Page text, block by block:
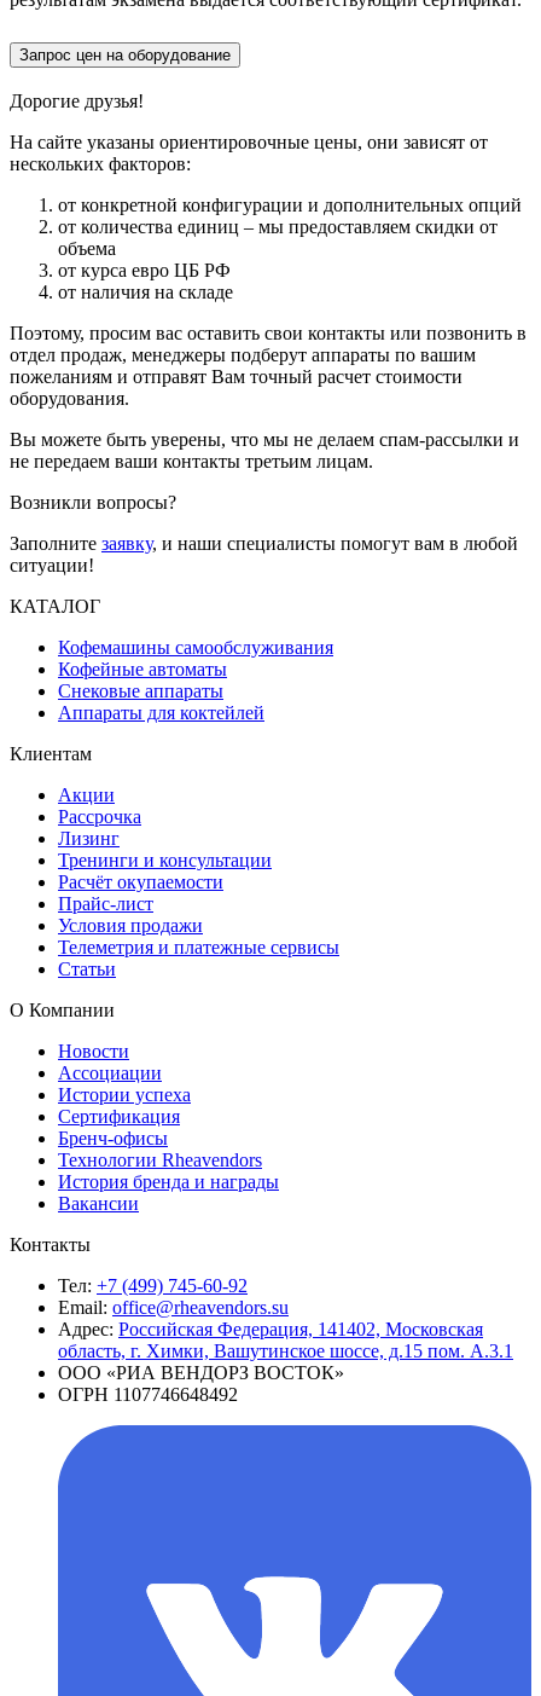
Запрос цен на оборудование
Дорогие друзья!
На сайте указаны ориентировочные цены, они зависят от
нескольких факторов:
от конкретной конфигурации и дополнительных опций
от количества единиц – мы предоставляем скидки от
объема
от курса евро ЦБ РФ
от наличия на складе
Поэтому, просим вас оставить свои контакты или позвонить в
отдел продаж, менеджеры подберут аппараты по вашим
пожеланиям и отправят Вам точный расчет стоимости
оборудования.
Вы можете быть уверены, что мы не делаем спам-рассылки и
не передаем ваши контакты третьим лицам.
Возникли вопросы?
Заполните заявку, и наши специалисты помогут вам в любой
ситуации!
КАТАЛОГ
Кофемашины самообслуживания
Кофейные автоматы
Снековые аппараты
Аппараты для коктейлей
Клиентам
Акции
Рассрочка
Лизинг
Тренинги и консультации
Расчёт окупаемости
Прайс-лист
Условия продажи
Телеметрия и платежные сервисы
Статьи
О Компании
Новости
Ассоциации
Истории успеха
Сертификация
Бренч-офисы
Технологии Rheavendors
История бренда и награды
Вакансии
Контакты
Тел: +7 (499) 745-60-92
Email: office@rheavendors.su
Адрес: Российская Федерация, 141402, Московская
область, г. Химки, Вашутинское шоссе, д.15 пом. А.3.1
ООО «РИА ВЕНДОРЗ ВОСТОК»
ОГРН 1107746648492